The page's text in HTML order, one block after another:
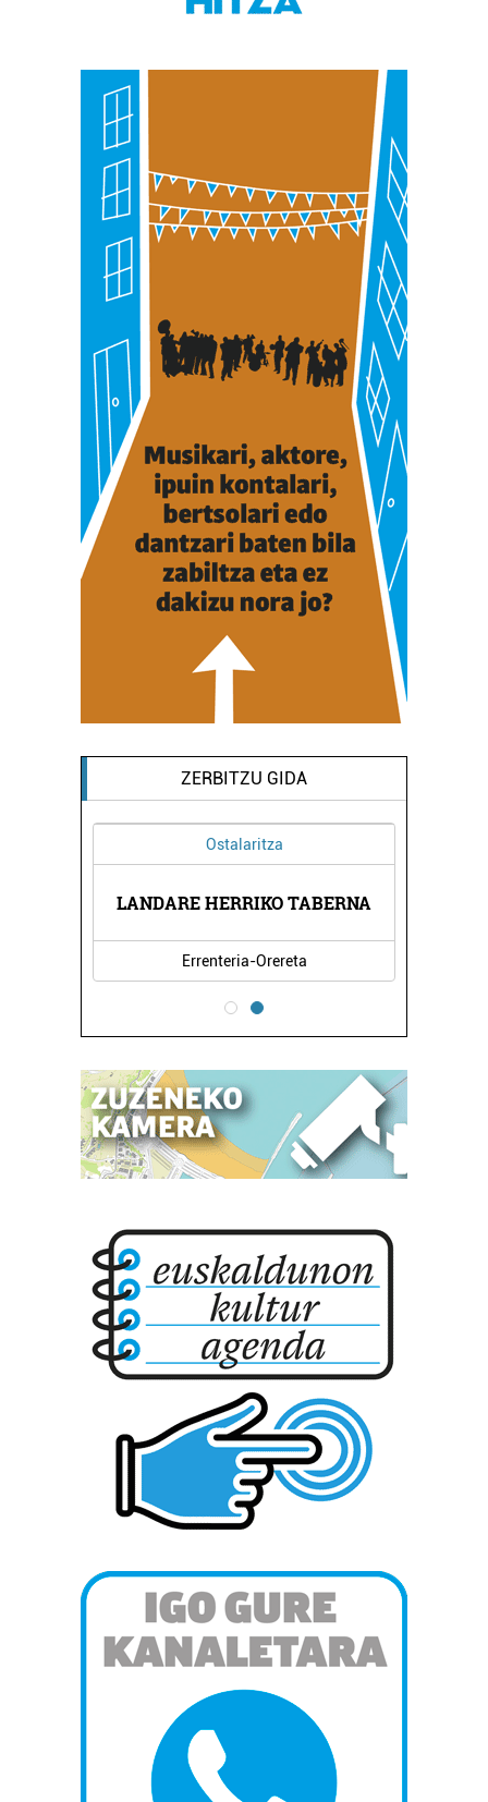
ZERBITZU GIDA
Ostalaritza
LANDARE HERRIKO TABERNA
Errenteria-Orereta